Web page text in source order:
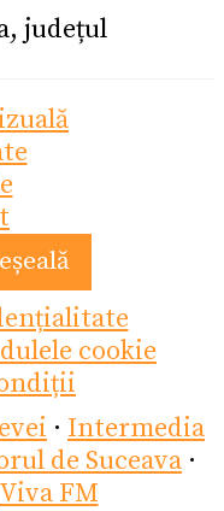
județul
cookie
· Intermedia
de Suceava ·
Viva FM